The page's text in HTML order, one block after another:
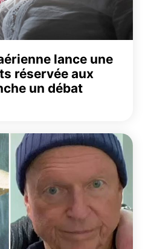
lance une
réservée aux
un débat